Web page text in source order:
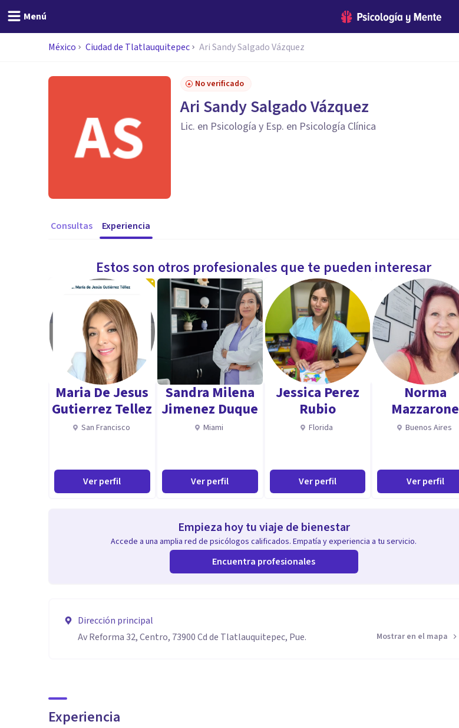
Menú
México Ciudad de Tlatlauquitepec Ari Sandy Salgado Vázquez
No verificado
Ari Sandy Salgado Vázquez
Lic. en Psicología y Esp. en Psicología Clínica
Consultas Experiencia
Estos son otros profesionales que te pueden interesar
Maria De Jesus
Gutierrez Tellez
San Francisco
Ver perfil
Sandra Milena
Jimenez Duque
Miami
Ver perfil
Jessica Perez
Rubio
Florida
Ver perfil
Norma
Mazzarone
Buenos Aires
Ver perfil
Empieza hoy tu viaje de bienestar
Accede a una amplia red de psicólogos calificados. Empatía y experiencia a tu servicio.
Encuentra profesionales
Dirección principal
Av Reforma 32, Centro, 73900 Cd de Tlatlauquitepec, Pue.
Mostrar en el mapa
Experiencia